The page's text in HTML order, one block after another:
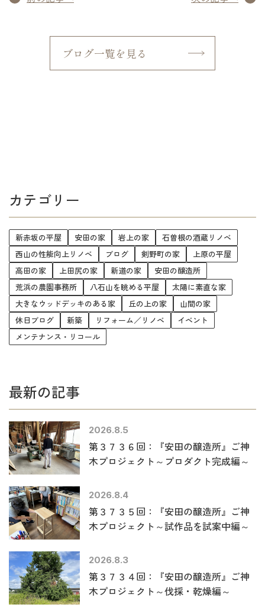
ブログ一覧を見る
カテゴリー
新赤坂の平屋 安田の家 岩上の家
石曽根の酒蔵リノベ
西山の性能向上リノベ
ブログ 剣野町の家
上原の平屋
高田の家
上田尻の家 新道の家
安田の醸造所
荒浜の農園事務所
八石山を眺める平屋
太陽に素直な家
大きなウッドデッキのある家
丘の上の家
山間の家
休日ブログ
新築 リフォーム／リノベ
イベント
メンテナンス・リコール
最新の記事
2026.8.5
第３７３６回：『安田の醸造所』ご神
木プロジェクト～プロダクト完成編～
2026.8.4
第３７３５回：『安田の醸造所』ご神
木プロジェクト～試作品を試案中編～
2026.8.3
第３７３４回：『安田の醸造所』ご神
木プロジェクト～伐採・乾燥編～